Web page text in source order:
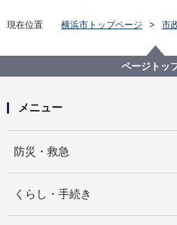
現在位置 横浜市トップページ
市
主な取組
臨海部における賑わい創出
横浜市への「ふるさと納税
ページトッ
メニュー
防災・救急
くらし・手続き